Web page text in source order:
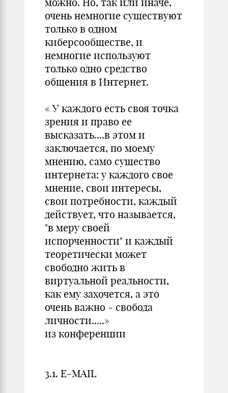
очень немногие существуют
только в одном
киберсообществе, и
немногие используют
только одно средство
общения в Интернет.
« У каждого есть своя точка
зрения и право ее
высказать....в этом и
заключается, по моему
мнению, само существо
интернета: у каждого свое
мнение, свои интересы,
свои потребности, каждый
действует, что называется,
"в меру своей
испорченности" и каждый
теоретически может
свободно жить в
виртуальной реальности,
как ему захочется, а это
очень важно - свобода
личности.....»
из конференции
3.1. E-MAIL